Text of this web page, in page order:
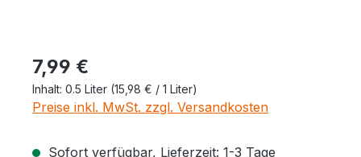
Regulärer Preis:
7,99 €
Inhalt: 0.5 Liter (15,98 € / 1 Liter)
Preise inkl. MwSt. zzgl. Versandkosten
Sofort verfügbar, Lieferzeit: 1-3 Tage